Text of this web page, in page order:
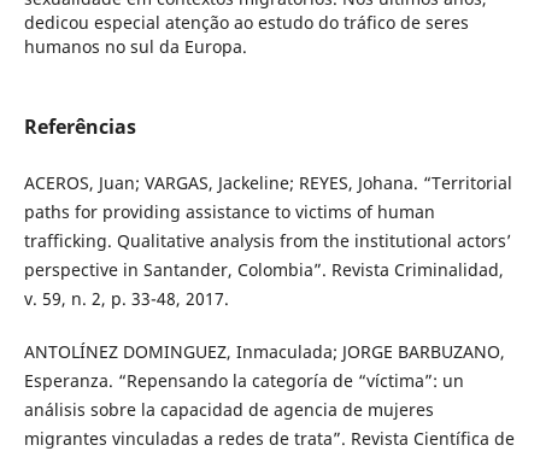
dedicou especial atenção ao estudo do tráfico de seres
humanos no sul da Europa.
Referências
ACEROS, Juan; VARGAS, Jackeline; REYES, Johana. “Territorial
paths for providing assistance to victims of human
trafficking. Qualitative analysis from the institutional actors’
perspective in Santander, Colombia”. Revista Criminalidad,
v. 59, n. 2, p. 33-48, 2017.
ANTOLÍNEZ DOMINGUEZ, Inmaculada; JORGE BARBUZANO,
Esperanza. “Repensando la categoría de “víctima”: un
análisis sobre la capacidad de agencia de mujeres
migrantes vinculadas a redes de trata”. Revista Científica de